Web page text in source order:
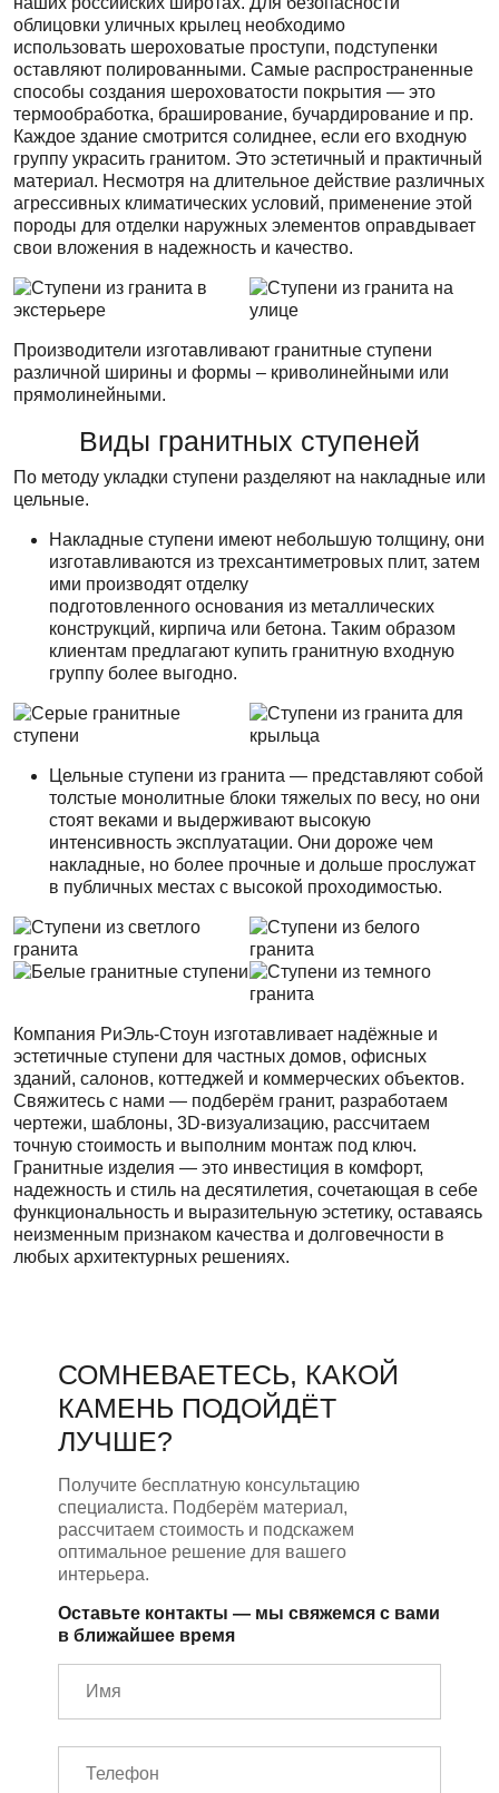
облицовки уличных крылец необходимо
использовать шероховатые проступи, подступенки
оставляют полированными. Самые распространенные
способы создания шероховатости покрытия — это
термообработка, браширование, бучардирование и пр.
Каждое здание смотрится солиднее, если его входную
группу украсить гранитом. Это эстетичный и практичный
материал. Несмотря на длительное действие различных
агрессивных климатических условий, применение этой
породы для отделки наружных элементов оправдывает
свои вложения в надежность и качество.
Производители изготавливают гранитные ступени
различной ширины и формы – криволинейными или
прямолинейными.
Виды гранитных ступеней
По методу укладки ступени разделяют на накладные или
цельные.
Накладные ступени имеют небольшую толщину, они
изготавливаются из трехсантиметровых плит, затем
ими производят отделку
подготовленного основания из металлических
конструкций, кирпича или бетона. Таким образом
клиентам предлагают купить гранитную входную
группу более выгодно.
Цельные ступени из гранита — представляют собой
толстые монолитные блоки тяжелых по весу, но они
стоят веками и выдерживают высокую
интенсивность эксплуатации. Они дороже чем
накладные, но более прочные и дольше прослужат
в публичных местах с высокой проходимостью.
Компания РиЭль-Стоун изготавливает надёжные и
эстетичные ступени для частных домов, офисных
зданий, салонов, коттеджей и коммерческих объектов.
Свяжитесь с нами — подберём гранит, разработаем
чертежи, шаблоны, 3D-визуализацию, рассчитаем
точную стоимость и выполним монтаж под ключ.
Гранитные изделия — это инвестиция в комфорт,
надежность и стиль на десятилетия, сочетающая в себе
функциональность и выразительную эстетику, оставаясь
неизменным признаком качества и долговечности в
любых архитектурных решениях.
СОМНЕВАЕТЕСЬ, КАКОЙ
КАМЕНЬ ПОДОЙДЁТ
ЛУЧШЕ?
Получите бесплатную консультацию
специалиста. Подберём материал,
рассчитаем стоимость и подскажем
оптимальное решение для вашего
интерьера.
Оставьте контакты — мы свяжемся с вами
в ближайшее время